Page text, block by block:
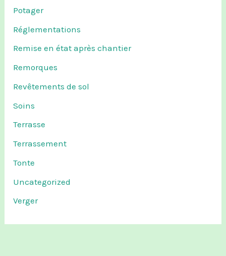
Potager
Réglementations
Remise en état après chantier
Remorques
Revêtements de sol
Soins
Terrasse
Terrassement
Tonte
Uncategorized
Verger